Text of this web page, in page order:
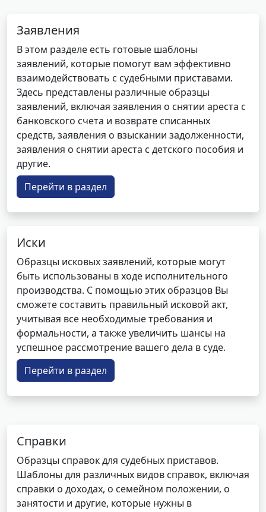
Заявления
В этом разделе есть готовые шаблоны
заявлений, которые помогут вам эффективно
взаимодействовать с судебными приставами.
Здесь представлены различные образцы
заявлений, включая заявления о снятии ареста с
банковского счета и возврате списанных
средств, заявления о взыскании задолженности,
заявления о снятии ареста с детского пособия и
другие.
Перейти в раздел
Иски
Образцы исковых заявлений, которые могут
быть использованы в ходе исполнительного
производства. С помощью этих образцов Вы
сможете составить правильный исковой акт,
учитывая все необходимые требования и
формальности, а также увеличить шансы на
успешное рассмотрение вашего дела в суде.
Перейти в раздел
Справки
Образцы справок для судебных приставов.
Шаблоны для различных видов справок, включая
справки о доходах, о семейном положении, о
занятости и другие, которые нужны в